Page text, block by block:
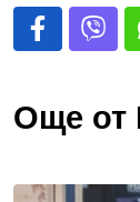
Още от